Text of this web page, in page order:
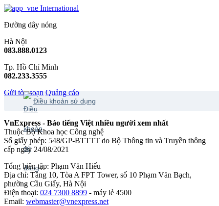
International
Đường dây nóng
Hà Nội
083.888.0123
Tp. Hồ Chí Minh
082.233.3555
Gửi tòa soạn Quảng cáo
Điều khoản sử dụng
VnExpress - Báo tiếng Việt nhiều người xem nhất
Thuộc Bộ Khoa học Công nghệ
Số giấy phép: 548/GP-BTTTT do Bộ Thông tin và Truyền thông
cấp ngày 24/08/2021
Tổng biên tập: Phạm Văn Hiếu
Địa chỉ: Tầng 10, Tòa A FPT Tower, số 10 Phạm Văn Bạch,
phường Cầu Giấy, Hà Nội
Điện thoại: 024 7300 8899 - máy lẻ 4500
Email: webmaster@vnexpress.net